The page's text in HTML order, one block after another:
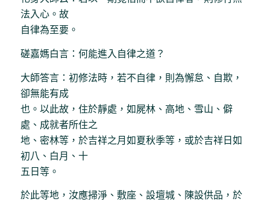
法入心。故
自律為至要。
磋嘉媽白言：何能進入自律之道？
大師答言：初修法時，若不自律，則為懈怠、自欺，
卻無能有成
也。以此故，住於靜處，如屍林、高地、雪山、僻
處、成就者所住之
地、密林等，於吉祥之月如夏秋季等，或於吉祥日如
初八、白月、十
五日等。
於此等地，汝應掃淨、敷座、設壇城、陳設供品，於